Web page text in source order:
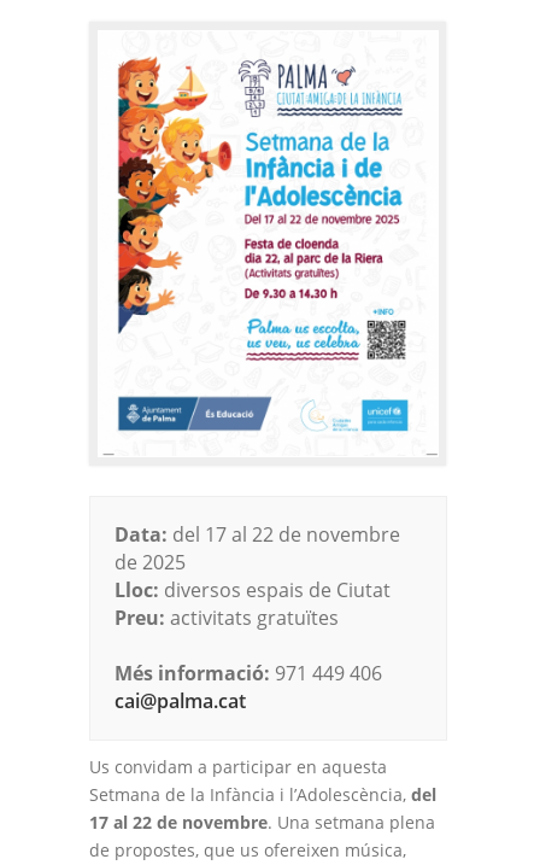
Data: del 17 al 22 de novembre
de 2025
Lloc: diversos espais de Ciutat
Preu: activitats gratuïtes
Més informació: 971 449 406
cai@palma.cat
Us convidam a participar en aquesta
Setmana de la Infància i l’Adolescència, del
17 al 22 de novembre. Una setmana plena
de propostes, que us ofereixen música,